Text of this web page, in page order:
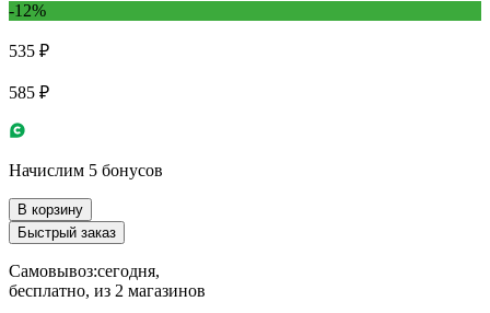
-12%
535 ₽
585 ₽
Начислим 5 бонусов
В корзину
Быстрый заказ
Самовывоз:сегодня,
бесплатно, из 2 магазинов